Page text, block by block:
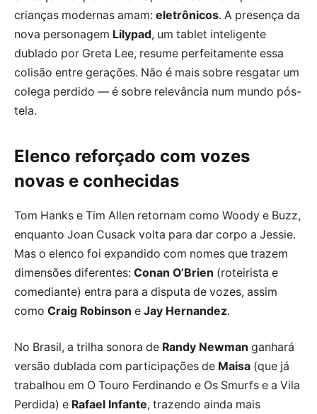
crianças modernas amam: eletrônicos. A presença da
nova personagem Lilypad, um tablet inteligente
dublado por Greta Lee, resume perfeitamente essa
colisão entre gerações. Não é mais sobre resgatar um
colega perdido — é sobre relevância num mundo pós-
tela.
Elenco reforçado com vozes
novas e conhecidas
Tom Hanks e Tim Allen retornam como Woody e Buzz,
enquanto Joan Cusack volta para dar corpo a Jessie.
Mas o elenco foi expandido com nomes que trazem
dimensões diferentes: Conan O’Brien (roteirista e
comediante) entra para a disputa de vozes, assim
como Craig Robinson e Jay Hernandez.
No Brasil, a trilha sonora de Randy Newman ganhará
versão dublada com participações de Maisa (que já
trabalhou em O Touro Ferdinando e Os Smurfs e a Vila
Perdida) e Rafael Infante, trazendo ainda mais